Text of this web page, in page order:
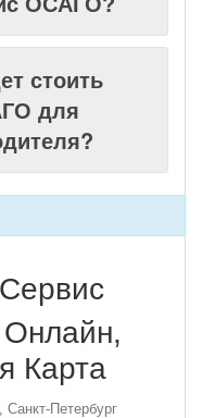
стоить
для
Карта
Петербург